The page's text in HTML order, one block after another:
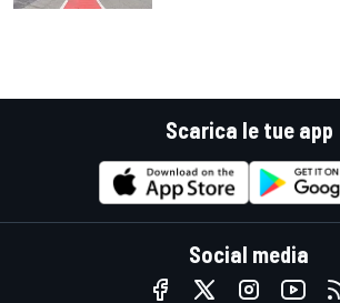
Scarica le tue app
Social media